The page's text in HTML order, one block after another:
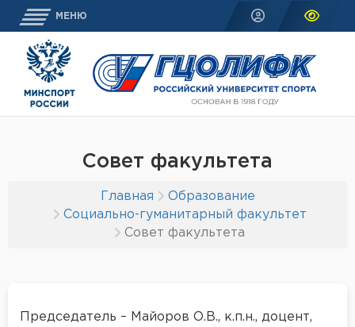
МЕНЮ
Совет факультета
Главная
Образование
Социально-гуманитарный факультет
Совет факультета
Председатель – Майоров О.В., к.п.н., доцент,